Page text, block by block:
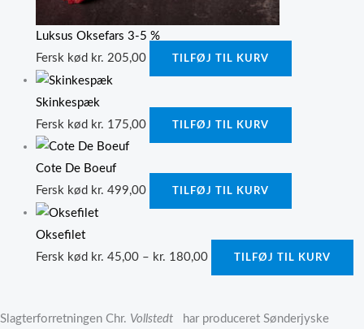
Luksus Oksefars 3-5 %
Fersk kød kr. 205,00 TILFØJ TIL KURV
Skinkespæk
Fersk kød kr. 175,00 TILFØJ TIL KURV
Cote De Boeuf
Fersk kød kr. 499,00 TILFØJ TIL KURV
Oksefilet
Fersk kød kr. 45,00 – kr. 180,00 TILFØJ TIL KURV
Slagterforretningen Chr. Vollstedt har produceret Sønderjyske